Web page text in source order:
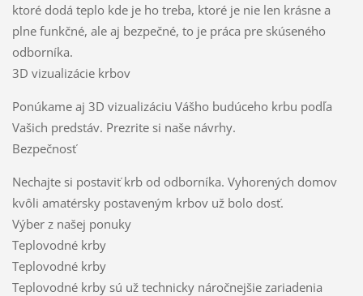
ktoré dodá teplo kde je ho treba, ktoré je nie len krásne a
plne funkčné, ale aj bezpečné, to je práca pre skúseného
odborníka.
3D vizualizácie krbov
Ponúkame aj 3D vizualizáciu Vášho budúceho krbu podľa
Vašich predstáv. Prezrite si naše návrhy.
Bezpečnosť
Nechajte si postaviť krb od odborníka. Vyhorených domov
kvôli amatérsky postaveným krbov už bolo dosť.
Výber z našej ponuky
Teplovodné krby
Teplovodné krby
Teplovodné krby sú už technicky náročnejšie zariadenia